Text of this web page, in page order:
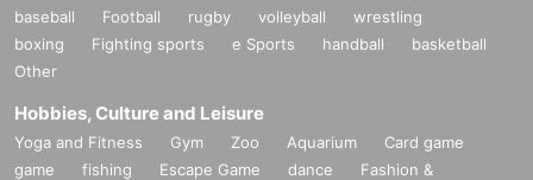
baseball Football rugby volleyball
wrestling
boxing
Fighting sports e Sports handball
basketball
Other
Hobbies, Culture and Leisure
Yoga and Fitness Gym Zoo Aquarium
Card game
game
fishing Escape Game dance
Fashion &